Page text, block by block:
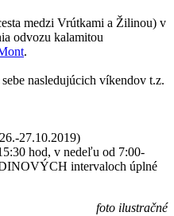
medzi Vrútkami a Žilinou) v
odvozu kalamitou
.
nasledujúcich víkendov t.z.
27.10.2019)
hod, v nedeľu od 7:00-
intervaloch úplné
foto ilustračné